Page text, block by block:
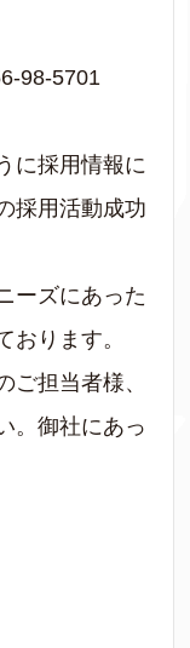
98-5701
に採用情報に
採用活動成功
ーズにあった
おります。
ご担当者様、
。御社にあっ